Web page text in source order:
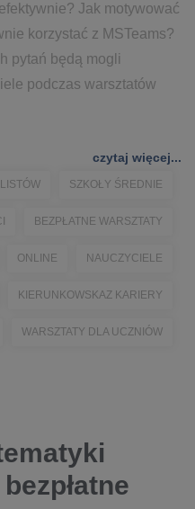
Jak motywować
korzystać z MSTeams?
pytań będą mogli
podczas warsztatów
czytaj więcej...
SZKOŁY ŚREDNIE
BEZPŁATNE WARSZTATY
ONLINE NAUCZYCIELE
KIERUNKOWSKAZ KARIERY
WARSZTATY DLA UCZNIÓW